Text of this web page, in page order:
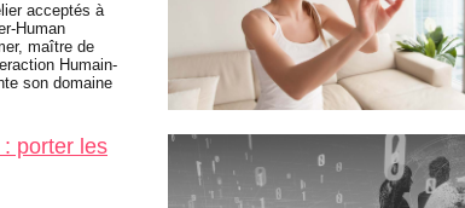
acceptés à
Human
maître de
Humain-
son domaine
porter les